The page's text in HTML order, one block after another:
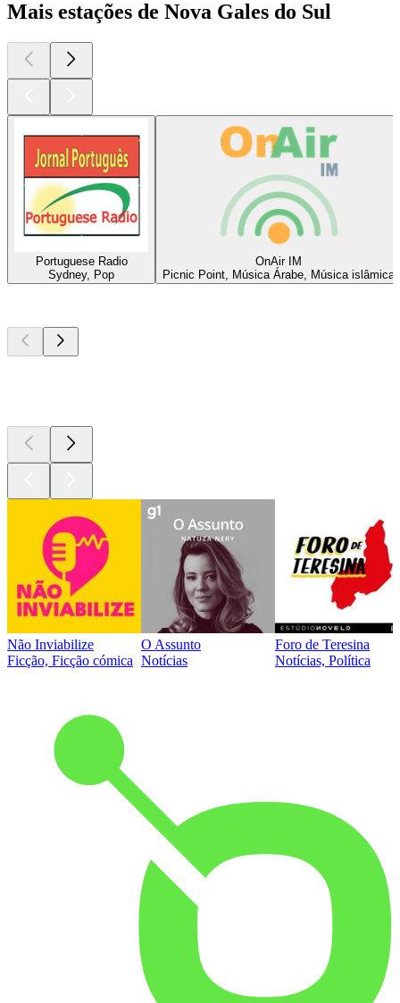
Mais estações de Nova Gales do Sul
Portuguese Radio
Sydney, Pop
OnAir IM
Picnic Point, Música Árabe, Música islâmica
Não Inviabilize
Ficção, Ficção cómica
O Assunto
Notícias
Foro de Teresina
Notícias, Política